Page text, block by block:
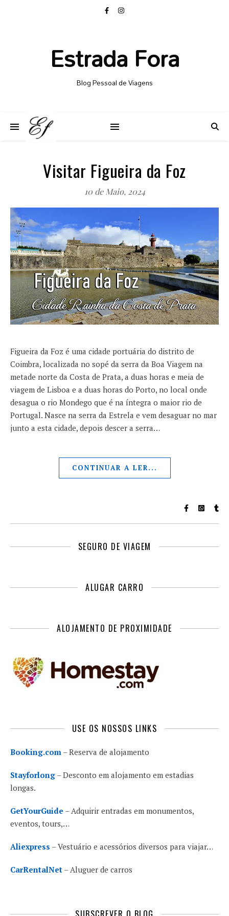
Estrada Fora
Blog Pessoal de Viagens
Visitar Figueira da Foz
10 de Maio, 2024
Figueira da Foz é uma cidade portuária do distrito de
Coimbra, localizada no sopé da serra da Boa Viagem na
metade norte da Costa de Prata, a duas horas e meia de
viagem de Lisboa e a duas horas do Porto, no local onde
desagua o rio Mondego que é na íntegra o maior rio de
Portugal. Nasce na serra da Estrela e vem desaguar no mar
junto a esta cidade, depois descer a serra…
CONTINUAR A LER...
SEGURO DE VIAGEM
ALUGAR CARRO
ALOJAMENTO DE PROXIMIDADE
USE OS NOSSOS LINKS
Booking.com – Reserva de alojamento
Stayforlong – Desconto em alojamento em estadias
longas.
GetYourGuide – Adquirir entradas em monumentos,
eventos, tours,…
Aliexpress – Vestuário e acessórios diversos para viajar…
CarRentalNet – Aluguer de carros